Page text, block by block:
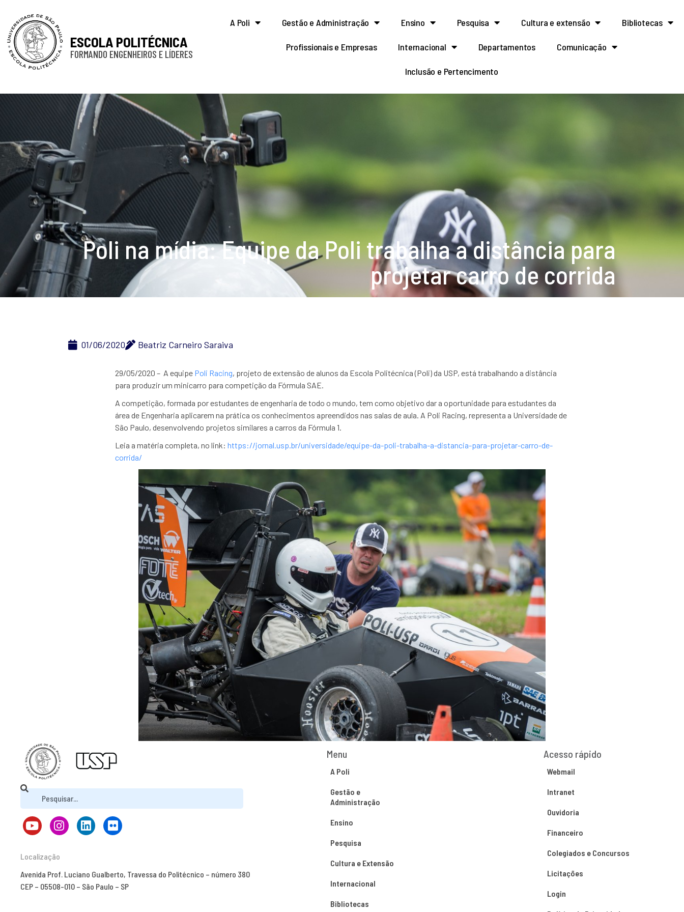
ESCOLA POLITÉCNICA
FORMANDO ENGENHEIROS E LÍDERES
A Poli Gestão e Administração Ensino Pesquisa Cultura e extensão Bibliotecas
Profissionais e Empresas Internacional Departamentos Comunicação
Inclusão e Pertencimento
Poli na mídia: Equipe da Poli trabalha a distância para
projetar carro de corrida
01/06/2020 Beatriz Carneiro Saraiva
29/05/2020 – A equipe Poli Racing, projeto de extensão de alunos da Escola Politécnica (Poli) da USP, está trabalhando a distância
para produzir um minicarro para competição da Fórmula SAE.
A competição, formada por estudantes de engenharia de todo o mundo, tem como objetivo dar a oportunidade para estudantes da
área de Engenharia aplicarem na prática os conhecimentos apreendidos nas salas de aula. A Poli Racing, representa a Universidade de
São Paulo, desenvolvendo projetos similares a carros da Fórmula 1.
Leia a matéria completa, no link: https://jornal.usp.br/universidade/equipe-da-poli-trabalha-a-distancia-para-projetar-carro-de-
corrida/
Localização
Avenida Prof. Luciano Gualberto, Travessa do Politécnico – número 380
CEP – 05508-010 – São Paulo – SP
Menu
A Poli
Gestão e
Administração
Ensino
Pesquisa
Cultura e Extensão
Internacional
Bibliotecas
Acesso rápido
Webmail
Intranet
Ouvidoria
Financeiro
Colegiados e Concursos
Licitações
Login